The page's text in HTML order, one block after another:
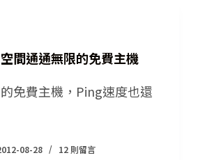
間通通無限的免費主機
免費主機，Ping速度也還
08-28 12 則留言